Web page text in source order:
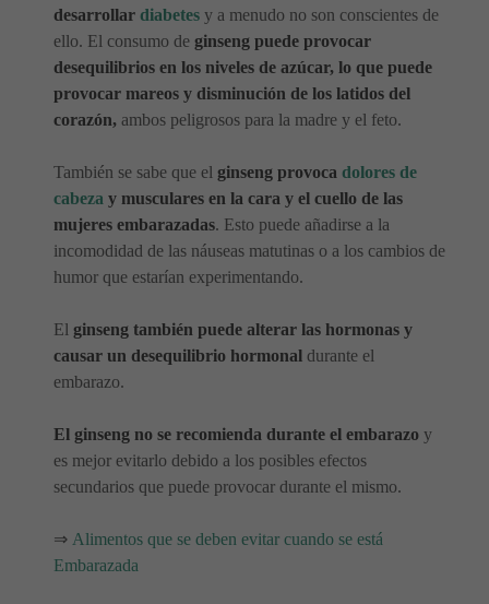
desarrollar diabetes y a menudo no son conscientes de
ello. El consumo de ginseng puede provocar
desequilibrios en los niveles de azúcar, lo que puede
provocar mareos y disminución de los latidos del
corazón, ambos peligrosos para la madre y el feto.
También se sabe que el ginseng provoca dolores de
cabeza y musculares en la cara y el cuello de las
mujeres embarazadas. Esto puede añadirse a la
incomodidad de las náuseas matutinas o a los cambios de
humor que estarían experimentando.
El ginseng también puede alterar las hormonas y
causar un desequilibrio hormonal durante el
embarazo.
El ginseng no se recomienda durante el embarazo y
es mejor evitarlo debido a los posibles efectos
secundarios que puede provocar durante el mismo.
⇒ Alimentos que se deben evitar cuando se está
Embarazada